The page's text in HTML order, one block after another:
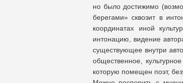
но было достижимо
берегами» сквозит в
координатах иной
интонацию, видение
существующее внутри
общественное,
которую помещен поэт,